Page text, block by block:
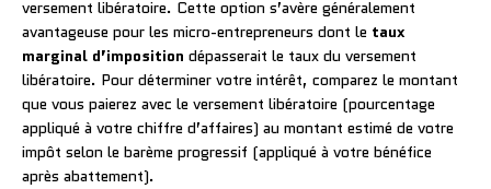
versement libératoire. Cette option s’avère généralement
avantageuse pour les micro-entrepreneurs dont le taux
marginal d’imposition dépasserait le taux du versement
libératoire. Pour déterminer votre intérêt, comparez le montant
que vous paierez avec le versement libératoire (pourcentage
appliqué à votre chiffre d’affaires) au montant estimé de votre
impôt selon le barème progressif (appliqué à votre bénéfice
après abattement).